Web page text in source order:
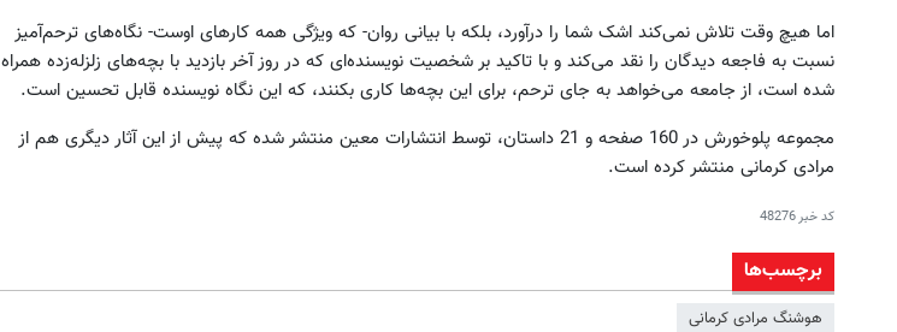
اما هیچ وقت تلاش نمی‌کند اشک شما را درآورد، بلکه با بیانی روان- که ویژگی همه کارهای اوست- نگاه‌های ترحم‌آمیز
نسبت به فاجعه دیدگان را نقد می‌کند و با تاکید بر شخصیت نویسنده‌ای که در روز آخر بازدید با بچه‌های زلزله‌زده همراه
شده است، از جامعه می‌خواهد به جای ترحم، برای این بچه‌ها کاری بکنند، که این نگاه نویسنده قابل تحسین است.
مجموعه پلوخورش در 160 صفحه و 21 داستان، توسط انتشارات معین منتشر شده که پیش از این آثار دیگری هم از
مرادی کرمانی منتشر کرده است.
کد خبر48276
برچسب‌ها
هوشنگ‌ مرادی کرمانی